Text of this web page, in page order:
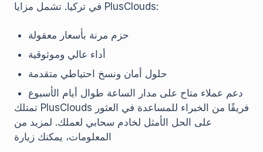
في تركيا. تشمل مزايا PlusClouds:
حزم مرنة بأسعار معقولة
أداء عالي وموثوقية
حلول أمان ونسخ احتياطي متقدمة
دعم عملاء متاح على مدار الساعة طوال أيام الأسبوع
تمتلك PlusClouds فريقًا من الخبراء للمساعدة في العثور
على الحل الأمثل لخادم سحابي لعملك. لمزيد من
المعلومات، يمكنك زيارة